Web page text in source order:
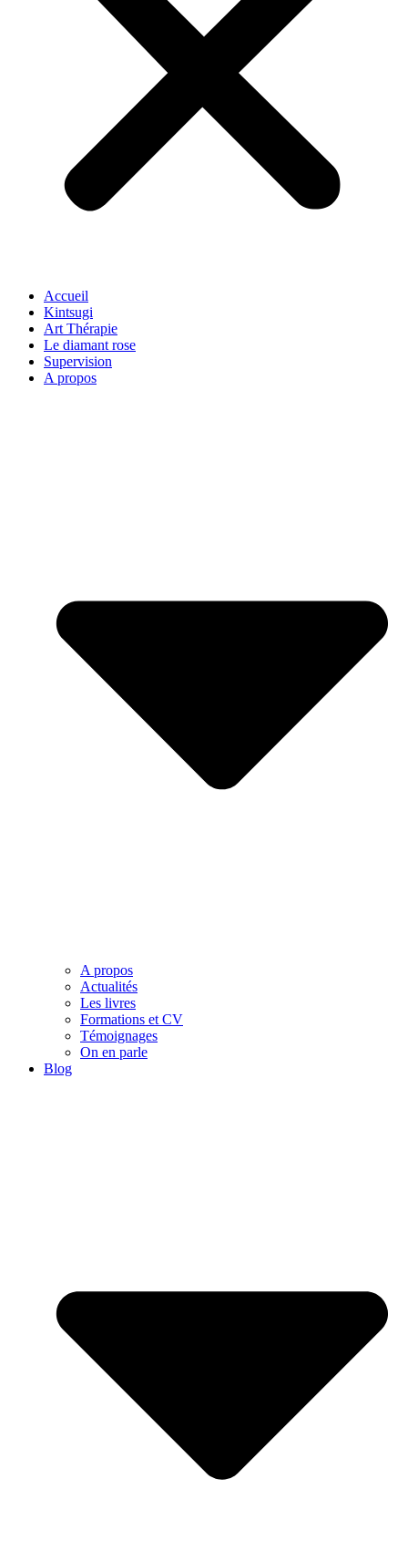
Accueil
Kintsugi
Art Thérapie
Le diamant rose
Supervision
A propos
A propos
Actualités
Les livres
Formations et CV
Témoignages
On en parle
Blog